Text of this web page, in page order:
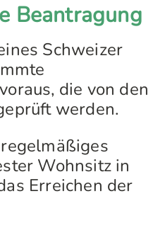
Beantragung
Schweizer
die von den
werden.
Wohnsitz in
Erreichen der